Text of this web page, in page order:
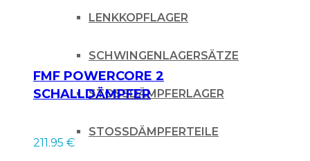
LENKKOPFLAGER
SCHWINGENLAGERSÄTZE
STOSSDÄMPFERLAGER
STOSSDÄMPFERTEILE
FMF POWERCORE 2
SCHALLDÄMPFER
KX/RM65 03-08
211.95 €